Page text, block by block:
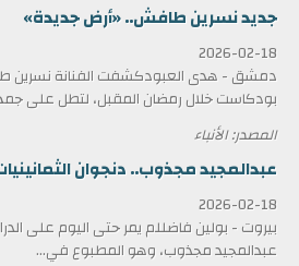
جديد نسرين طافش.. «أرض جديدة»
2026-02-18
دمشق - هدى العبودكشفت الفنانة نسرين
بودكاست خلال رمضان المقبل، لتطل على
المصدر: الأنباء
عبدالمجيد مجذوب.. دنجوان
2026-02-18
بيروت - بولين فاضللم يمر حتى اليوم على
عبدالمجيد مجذوب، وهو المطبوع في...